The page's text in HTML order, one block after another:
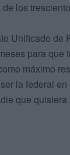
los
Unificado de
para que
máximo
la federal
que